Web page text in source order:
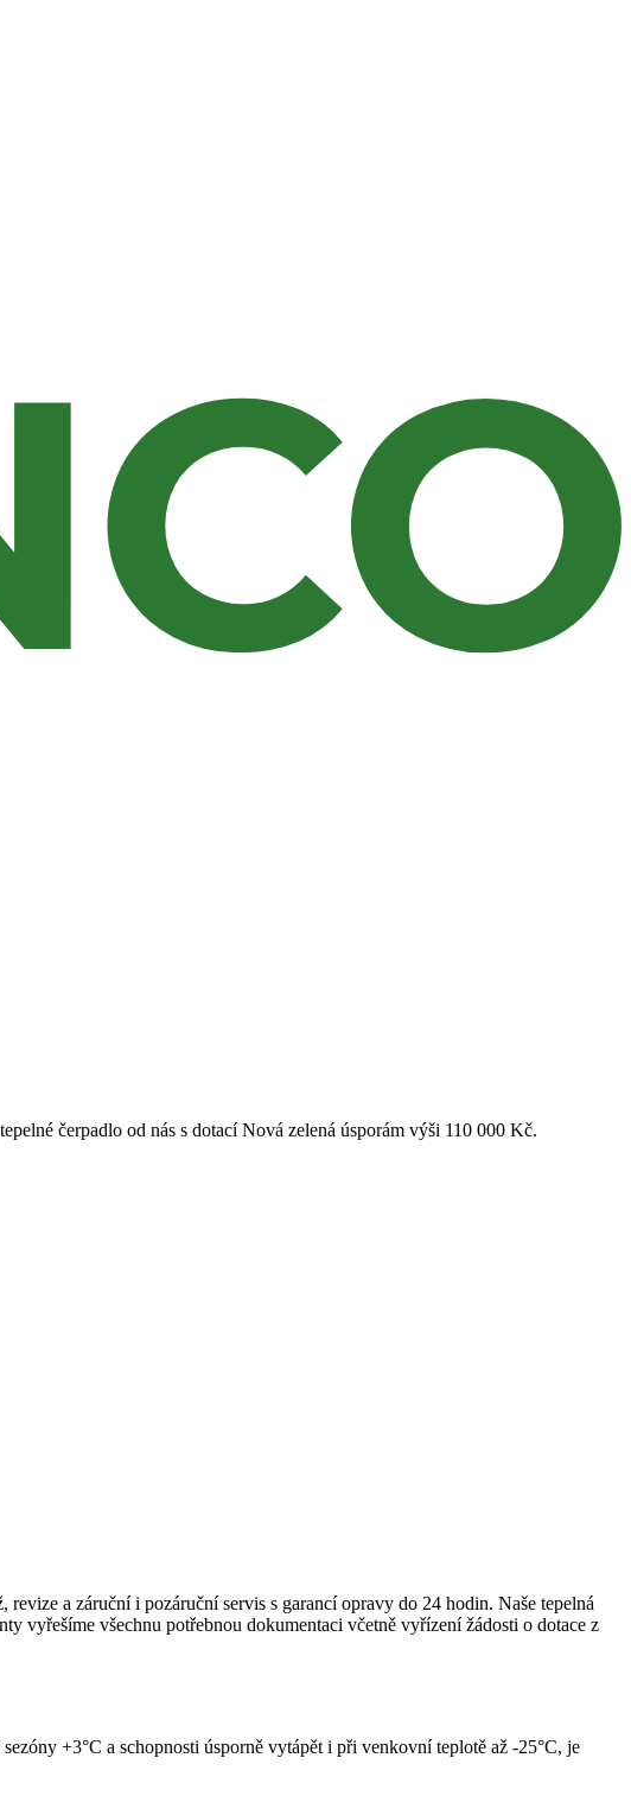
čerpadlo od nás s dotací Nová zelená úsporám výši 110 000 Kč.
a záruční i pozáruční servis s garancí opravy do 24 hodin. Naše tepelná
vyřešíme všechnu potřebnou dokumentaci včetně vyřízení žádosti o dotace z
+3°C a schopnosti úsporně vytápět i při venkovní teplotě až -25°C, je